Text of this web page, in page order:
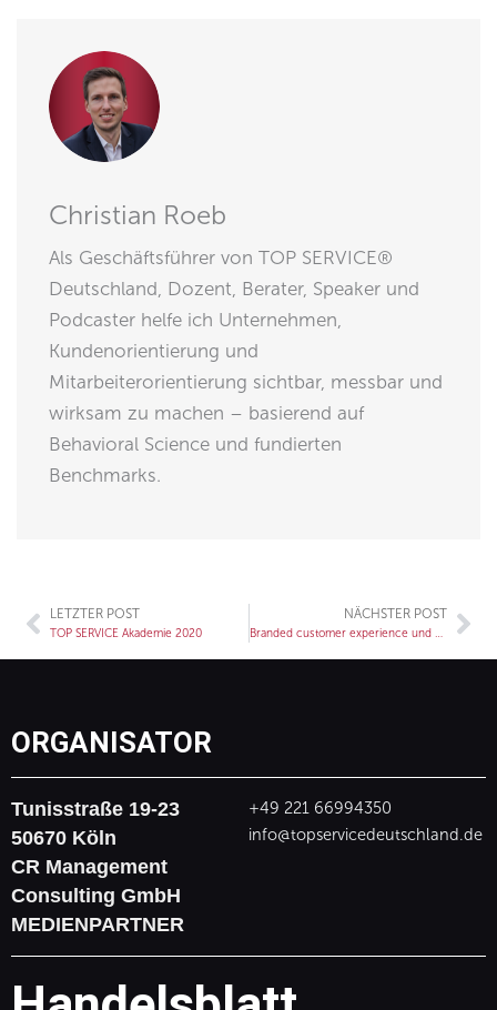
Christian Roeb
Als Geschäftsführer von TOP SERVICE®
Deutschland, Dozent, Berater, Speaker und
Podcaster helfe ich Unternehmen,
Kundenorientierung und
Mitarbeiterorientierung sichtbar, messbar und
wirksam zu machen – basierend auf
Behavioral Science und fundierten
Benchmarks.
Zurück
LETZTER POST
TOP SERVICE Akademie 2020
NÄCHSTER POST
Branded customer experience und Serviceleitbilder
ORGANISATOR
Tunisstraße 19-23
50670 Köln
CR Management
Consulting GmbH
+49 221 66994350
info@topservicedeutschland.de
MEDIENPARTNER